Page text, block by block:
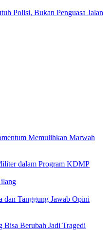
Polisi, Bukan Penguasa Jalan
Memulihkan Marwah
dalam Program KDMP
dan Tanggung Jawab Opini
Bisa Berubah Jadi Tragedi